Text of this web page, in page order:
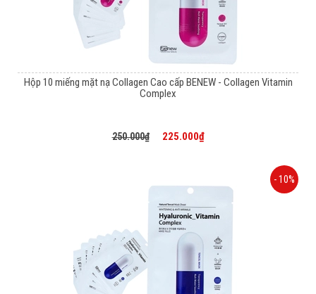
Hộp 10 miếng mặt nạ Collagen Cao cấp BENEW - Collagen Vitamin
Complex
250.000₫ 225.000₫
- 10%